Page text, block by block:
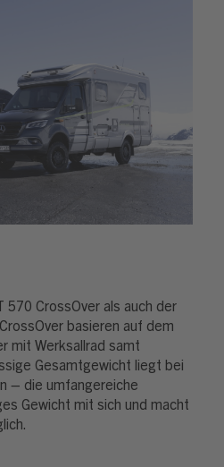
570 CrossOver als auch der
basieren auf dem
mit Werksallrad samt
Gesamtgewicht liegt bei
– die umfangereiche
Gewicht mit sich und macht